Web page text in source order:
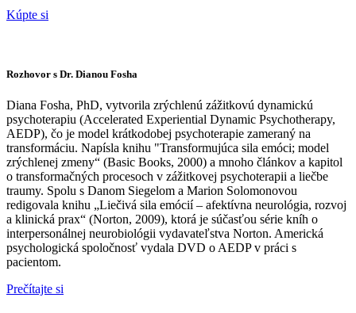
Kúpte si
Rozhovor s Dr. Dianou Fosha
Diana Fosha, PhD, vytvorila zrýchlenú zážitkovú dynamickú
psychoterapiu (Accelerated Experiential Dynamic Psychotherapy,
AEDP), čo je model krátkodobej psychoterapie zameraný na
transformáciu. Napísla knihu "Transformujúca sila emóci; model
zrýchlenej zmeny“ (Basic Books, 2000) a mnoho článkov a kapitol
o transformačných procesoch v zážitkovej psychoterapii a liečbe
traumy. Spolu s Danom Siegelom a Marion Solomonovou
redigovala knihu „Liečivá sila emócií – afektívna neurológia, rozvoj
a klinická prax“ (Norton, 2009), ktorá je súčasťou série kníh o
interpersonálnej neurobiológii vydavateľstva Norton. Americká
psychologická spoločnosť vydala DVD o AEDP v práci s
pacientom.
Prečítajte si